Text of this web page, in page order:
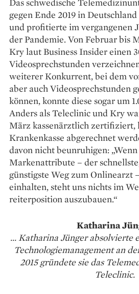
Das schwedische
gegen Ende 2019 in
und profitierte im ­vergangenen
der ­Pandemie. Von Februar bis
Kry laut Business Insider ­einen
Videosprechstunden
weiterer Konkurrent, bei dem
aber auch Videosprechstunden
können, konnte diese sogar um
Anders als Teleclinic und Kry
März kassenärztlich zertifiziert,
Kranken­kasse abgerechnet
davon nicht beunruhigen:
Marken­attribute – der
günstigste Weg zum Onlinearzt
einhalten, steht uns nichts im
reiterposition auszubauen.“
Katharina
... Katharina Jünger absolvierte
Technologie­management an
2015 gründete sie das
Teleclinic.